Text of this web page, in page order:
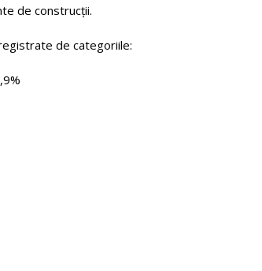
de construcții.
de categoriile: